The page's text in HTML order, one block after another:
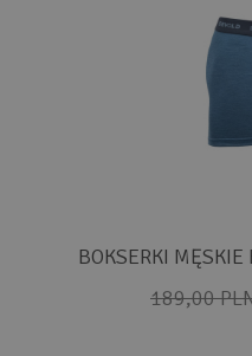
BOKSERKI MĘSKIE
189,00